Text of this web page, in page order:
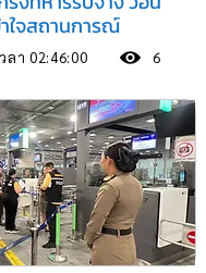
ใจสถานการณ์
ลา 02:46:00 6